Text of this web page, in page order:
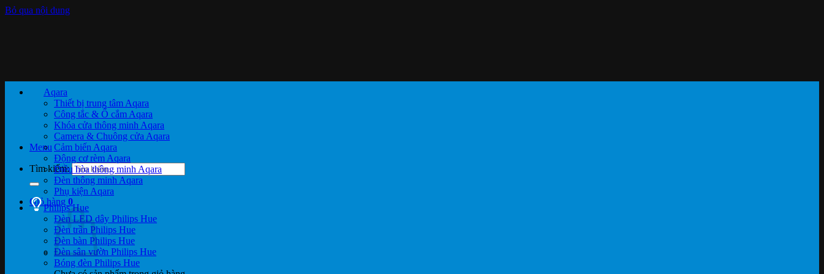
Bỏ qua nội dung
Menu
Tìm kiếm:
Giỏ hàng 0
Aqara
Thiết bị trung tâm Aqara
Công tắc & Ổ cắm Aqara
Khóa cửa thông minh Aqara
Camera & Chuông cửa Aqara
Cảm biến Aqara
Động cơ rèm Aqara
Điều hòa thông minh Aqara
Đèn thông minh Aqara
Phụ kiện Aqara
Philips Hue
Đèn LED dây Philips Hue
Đèn trần Philips Hue
Đèn bàn Philips Hue
Đèn sân vườn Philips Hue
Bóng đèn Philips Hue